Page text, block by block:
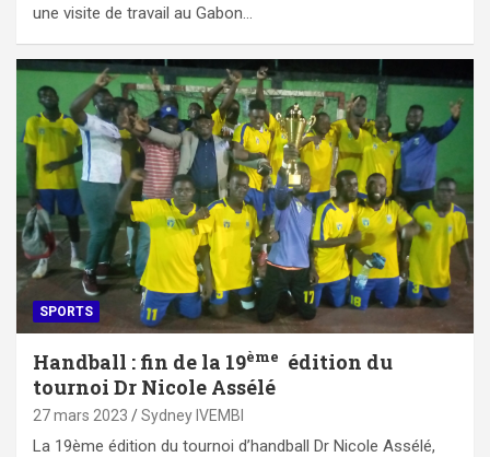
une visite de travail au Gabon…
SPORTS
Handball : fin de la 19ème édition du
tournoi Dr Nicole Assélé
27 mars 2023 Sydney IVEMBI
La 19ème édition du tournoi d’handball Dr Nicole Assélé,